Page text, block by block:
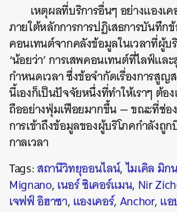
เหตุผลที่บริการอื่นๆ อย่างแองเ
ภายใต้หลักการการปฏิเสธการบันทึก
คอนเทนต์จากคลังข้อมูลในเวลาที่ผู้บ
‘น้อยว่า’ การเสพคอนเทนต์ที่ไลฟ์แ
กำหนดเวลา ซึ่งข้อจำกัดเรื่องการสู
นี้เองก็เป็นปัจจัยหนึ่งที่ทำให้เราๆ ต้
ถืออย่างฟุ่มเฟือยมากขึ้น — ขณะที่ช่อ
การเข้าถึงข้อมูลของผู้บริโภคกำลังถู
กาลเวลา
Tags:สถานีวิทยุออนไลน์,ไมเคิล มิก
Mignano,เนอร์ ซิเคอร์แมน, Nir
เจฟฟ์ อิฮาซา,แองเคอร์,Anchor,แ